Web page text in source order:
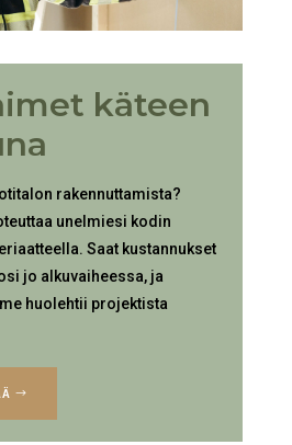
käteen
rakennuttamista?
unelmiesi kodin
Saat kustannukset
jo alkuvaiheessa, ja
huolehtii projektista